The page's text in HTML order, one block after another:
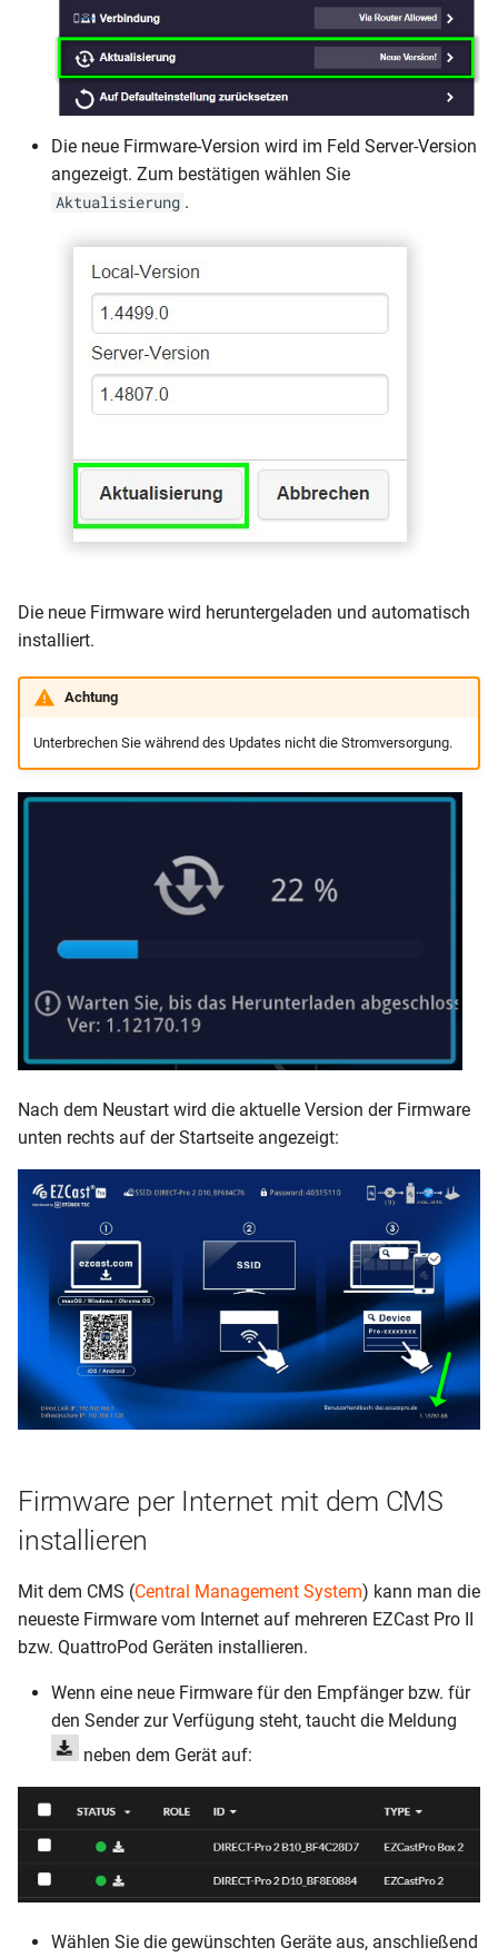
Die neue Firmware-Version wird im Feld Server-Version
angezeigt. Zum bestätigen wählen Sie
Aktualisierung .
Die neue Firmware wird heruntergeladen und automatisch
installiert.
Achtung
Unterbrechen Sie während des Updates nicht die Stromversorgung.
Nach dem Neustart wird die aktuelle Version der Firmware
unten rechts auf der Startseite angezeigt:
Firmware per Internet mit dem CMS
installieren
Mit dem CMS (Central Management System) kann man die
neueste Firmware vom Internet auf mehreren EZCast Pro II
bzw. QuattroPod Geräten installieren.
Wenn eine neue Firmware für den Empfänger bzw. für
den Sender zur Verfügung steht, taucht die Meldung
neben dem Gerät auf:
Wählen Sie die gewünschten Geräte aus, anschließend